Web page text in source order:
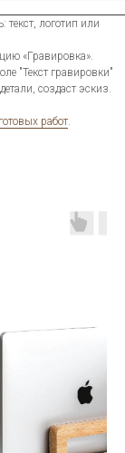
текст, логотип или
«Гравировка».
"Текст гравировки"
создаст эскиз.
работ.